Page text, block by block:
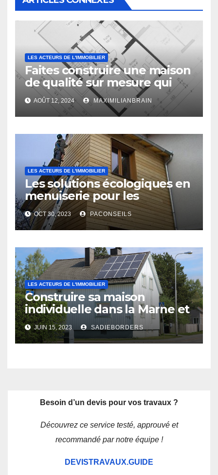
LES ACTEURS DE L'IMMOBILIER
Faites construire une maison
de qualité sur mesure qui
vous ressemble !
AOÛT 12, 2024 MAXIMILIANBRAIN
LES ACTEURS DE L'IMMOBILIER
Les solutions écologiques en
menuiserie pour les
professionnels du bâtiment
OCT 30, 2023 PACONSEILS
LES ACTEURS DE L'IMMOBILIER
Construire sa maison
individuelle dans la Marne et
les Ardennes : les avantages
d’un constructeur local
JUIN 15, 2023 SADIEBORDERS
Besoin d’un devis pour vos travaux ?
Découvrez ce service testé, approuvé et
recommandé par notre équipe !
DEVISTRAVAUX.GUIDE